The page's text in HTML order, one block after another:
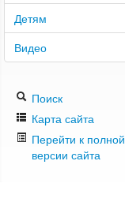
Детям
Видео
Поиск
Карта сайта
Перейти к полной
версии сайта